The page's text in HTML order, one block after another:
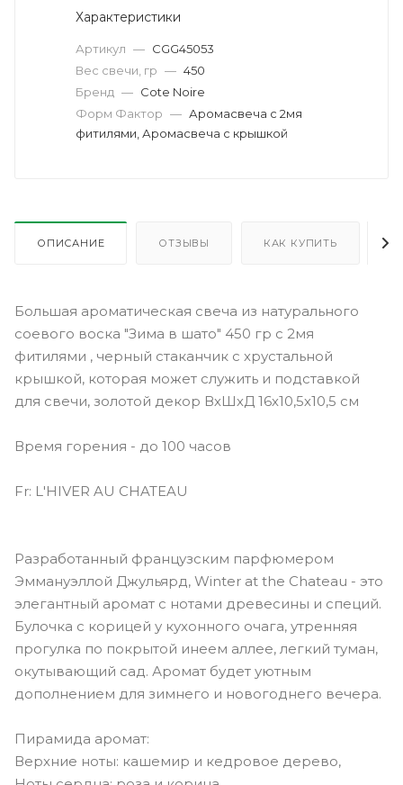
Характеристики
Артикул — CGG45053
Вес свечи, гр — 450
Бренд — Cote Noire
Форм Фактор — Аромасвеча с 2мя
фитилями, Аромасвеча с крышкой
ОПИСАНИЕ ОТЗЫВЫ КАК КУПИТЬ
Большая ароматическая свеча из натурального
соевого воска "Зима в шато" 450 гр с 2мя
фитилями , черный стаканчик с хрустальной
крышкой, которая может служить и подставкой
для свечи, золотой декор ВхШхД 16х10,5х10,5 см
Время горения - до 100 часов
Fr: L'HIVER AU CHATEAU
Разработанный французским парфюмером
Эммануэллой Джульярд, Winter at the Chateau - это
элегантный аромат с нотами древесины и специй.
Булочка с корицей у кухонного очага, утренняя
прогулка по покрытой инеем аллее, легкий туман,
окутывающий сад. Аромат будет уютным
дополнением для зимнего и новогоднего вечера.
Пирамида аромат:
Верхние ноты: кашемир и кедровое дерево,